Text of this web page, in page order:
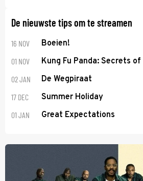
De nieuwste tips om te streamen
16 NOV Boeien!
01 NOV Kung Fu Panda: Secrets
02 JAN De Wegpiraat
17 DEC Summer Holiday
01 JAN Great Expectations